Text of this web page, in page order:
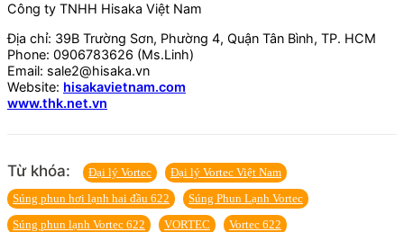
Công ty TNHH Hisaka Việt Nam
Địa chỉ: 39B Trường Sơn, Phường 4, Quận Tân Bình, TP. HCM
Phone: 0906783626 (Ms.Linh)
Email: sale2@hisaka.vn
Website: hisakavietnam.com
www.thk.net.vn
Từ khóa: Đại lý Vortec
Đại lý Vortec Việt Nam
Súng phun hơi lạnh hai đầu 622
Súng Phun Lạnh Vortec
Súng phun lạnh Vortec 622
VORTEC Vortec 622